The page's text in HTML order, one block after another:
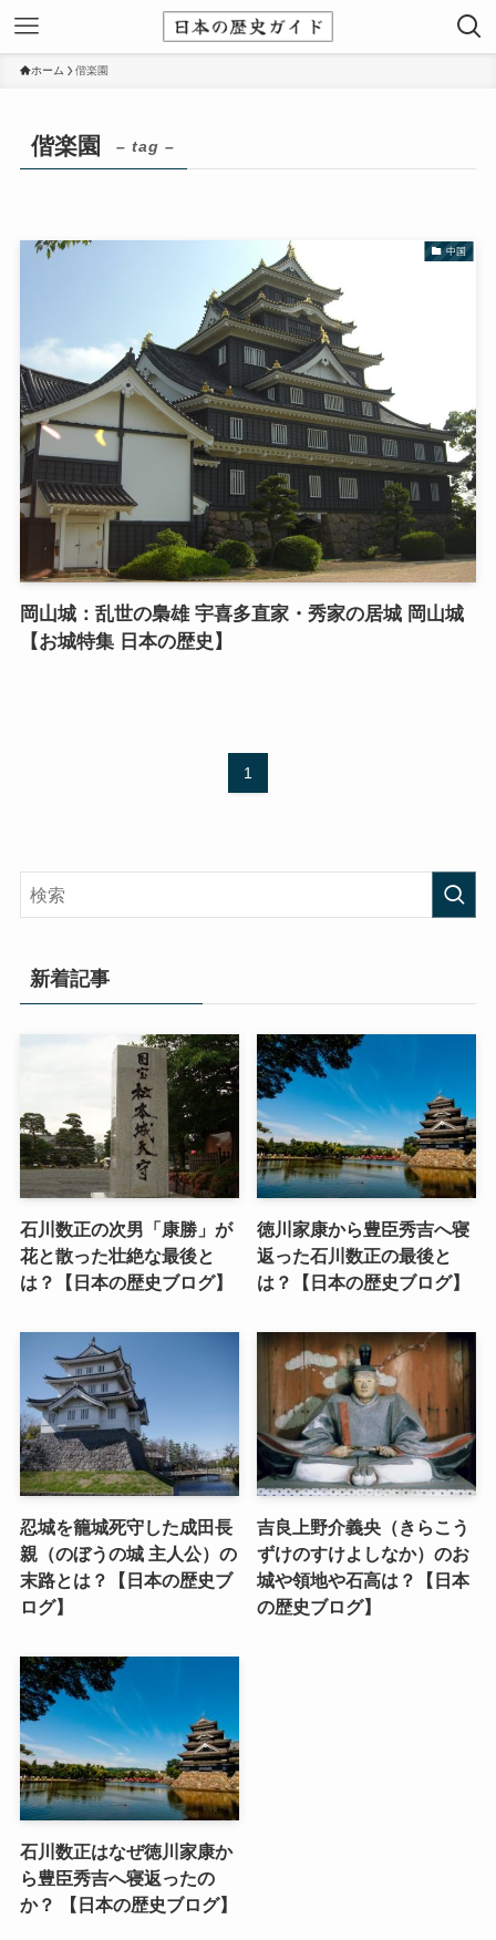
ホーム 偕楽園
偕楽園 – tag –
中国
岡山城：乱世の梟雄 宇喜多直家・秀家の居城 岡山城
【お城特集 日本の歴史】
1
新着記事
石川数正の次男「康勝」が
花と散った壮絶な最後と
は？【日本の歴史ブログ】
徳川家康から豊臣秀吉へ寝
返った石川数正の最後と
は？【日本の歴史ブログ】
忍城を籠城死守した成田長
親（のぼうの城 主人公）の
末路とは？【日本の歴史ブ
ログ】
吉良上野介義央（きらこう
ずけのすけよしなか）のお
城や領地や石高は？【日本
の歴史ブログ】
石川数正はなぜ徳川家康か
ら豊臣秀吉へ寝返ったの
か？ 【日本の歴史ブログ】